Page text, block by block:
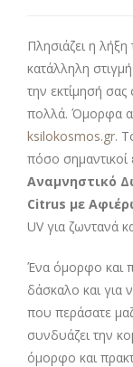
Πλησιάζει η λήξη
κατάλληλη
την εκτίμησή
πολλά. Όμορφα
ksilokosmos.gr.
πόσο σημαντικοί
Αναμνηστικό
Citrus με
UV για ζωντανά
Ένα όμορφο και
δάσκαλο και για
που περάσατε
συνδυάζει την
όμορφο και